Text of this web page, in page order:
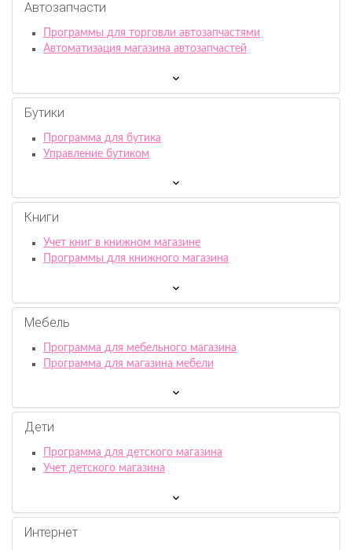
Автозапчасти
Программы для торговли автозапчастями
Автоматизация магазина автозапчастей
Бутики
Программа для бутика
Управление бутиком
Книги
Учет книг в книжном магазине
Программы для книжного магазина
Мебель
Программа для мебельного магазина
Программа для магазина мебели
Дети
Программа для детского магазина
Учет детского магазина
Интернет